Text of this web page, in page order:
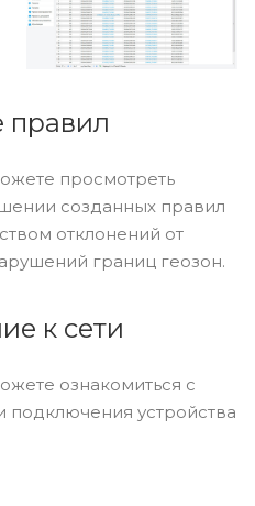
просмотреть
созданных правил
отклонений от
границ геозон.
к сети
ознакомиться с
устройства